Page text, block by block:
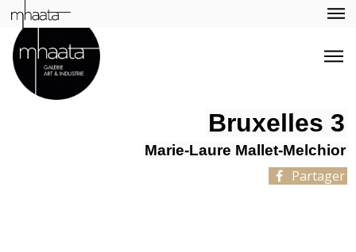
Bruxelles 3
Marie-Laure Mallet-Melchior
Partager